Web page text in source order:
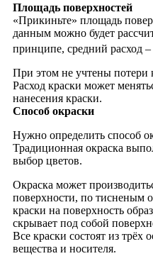
Площадь поверхностей
«Прикиньте» площадь
данным можно будет
принципе, средний расход
При этом не учтены потери
Расход краски может
нанесения краски.
Способ окраски
Нужно определить способ
Традиционная окраска
выбор цветов.
Окраска может
поверхности, по тисненым
краски на поверхность
скрывает под собой
Все краски состоят из
вещества и носителя.